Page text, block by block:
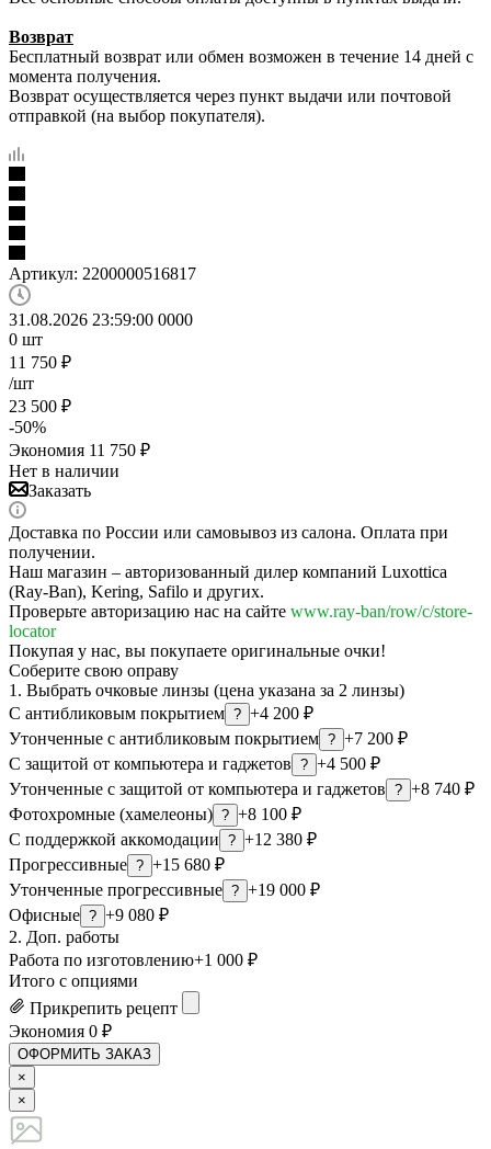
Возврат
Бесплатный возврат или обмен возможен в течение 14 дней с
момента получения.
Возврат осуществляется через пункт выдачи или почтовой
отправкой (на выбор покупателя).
Артикул: 2200000516817
31.08.2026 23:59:00 0000
0 шт
11 750 ₽
/шт
23 500 ₽
-50%
Экономия 11 750 ₽
Нет в наличии
Заказать
Доставка по России или самовывоз из салона. Оплата при
получении.
Наш магазин – авторизованный дилер компаний Luxottica
(Ray-Ban), Kering, Safilo и других.
Проверьте авторизацию нас на сайте www.ray-ban/row/c/store-
locator
Покупая у нас, вы покупаете оригинальные очки!
Соберите свою оправу
1. Выбрать очковые линзы (цена указана за 2 линзы)
С антибликовым покрытием ? +4 200 ₽
Утонченные с антибликовым покрытием ? +7 200 ₽
С защитой от компьютера и гаджетов ? +4 500 ₽
Утонченные с защитой от компьютера и гаджетов ? +8 740 ₽
Фотохромные (хамелеоны) ? +8 100 ₽
С поддержкой аккомодации ? +12 380 ₽
Прогрессивные ? +15 680 ₽
Утонченные прогрессивные ? +19 000 ₽
Офисные ? +9 080 ₽
2. Доп. работы
Работа по изготовлению+1 000 ₽
Итого с опциями
Прикрепить рецепт
Экономия 0 ₽
ОФОРМИТЬ ЗАКАЗ
×
×